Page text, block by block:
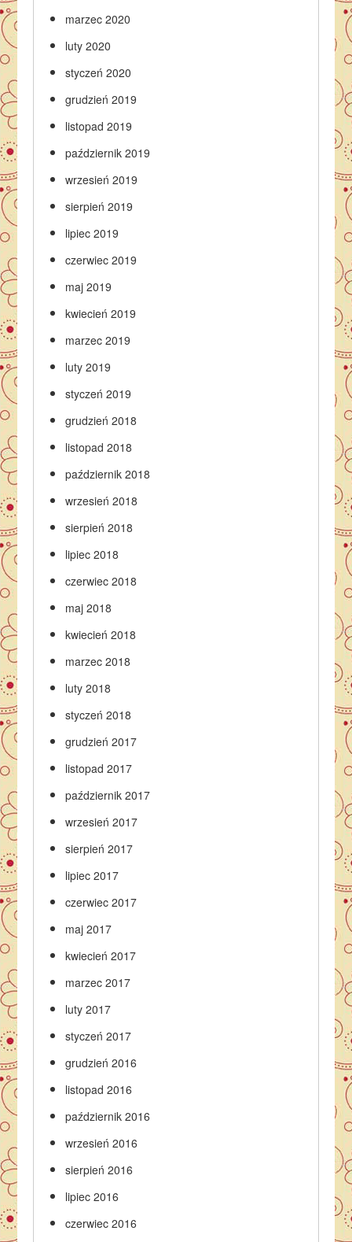
marzec 2020
luty 2020
styczeń 2020
grudzień 2019
listopad 2019
październik 2019
wrzesień 2019
sierpień 2019
lipiec 2019
czerwiec 2019
maj 2019
kwiecień 2019
marzec 2019
luty 2019
styczeń 2019
grudzień 2018
listopad 2018
październik 2018
wrzesień 2018
sierpień 2018
lipiec 2018
czerwiec 2018
maj 2018
kwiecień 2018
marzec 2018
luty 2018
styczeń 2018
grudzień 2017
listopad 2017
październik 2017
wrzesień 2017
sierpień 2017
lipiec 2017
czerwiec 2017
maj 2017
kwiecień 2017
marzec 2017
luty 2017
styczeń 2017
grudzień 2016
listopad 2016
październik 2016
wrzesień 2016
sierpień 2016
lipiec 2016
czerwiec 2016